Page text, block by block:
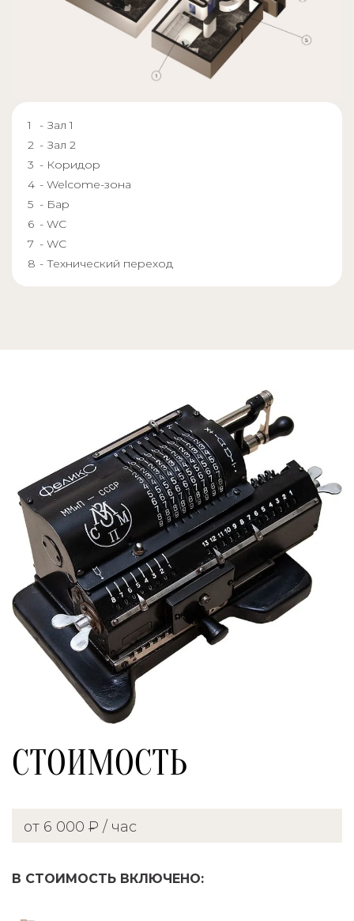
- Зал 1
- Зал 2
- Коридор
- Welcome-зона
- Бар
- WC
- WC
- Технический переход
СТОИМОСТЬ
от 6 000 ₽ / час
В СТОИМОСТЬ ВКЛЮЧЕНО: